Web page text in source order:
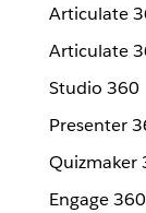
Articulate
Articulate
Studio 360
Presenter
Quizmaker
Engage 360